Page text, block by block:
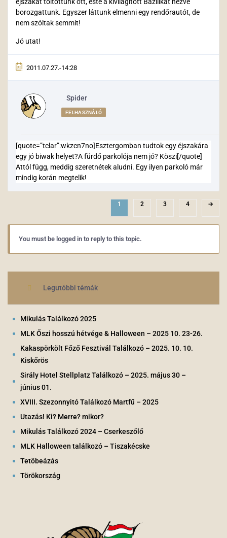
borozgattunk. Egyszer láttunk elmenni egy rendőrautót, de
nem szóltak semmit!
Jó utat!
2011.07.27.-14:28
Spider
FELHASZNÁLÓ
[quote=”tclar”:wkzcn7no]Esztergomban tudtok egy éjszakára
egy jó biwak helyet?A fürdő parkolója nem jó? Köszi[/quote]
Attól függ, meddig szeretnétek aludni. Egy ilyen parkoló már
mindig korán megtelik!
1 2 3 4 →
You must be logged in to reply to this topic.
Legutóbbi témák
Mikulás Találkozó 2025
MLK Őszi hosszú hétvége & Halloween – 2025 10. 23-26.
Kakaspörkölt Főző Fesztivál Találkozó – 2025. 10. 10.
Kiskőrös
Sirály Hotel Stellplatz Találkozó – 2025. május 30 –
június 01.
XVIII. Szezonnyitó Találkozó Martfű – 2025
Utazás! Ki? Merre? mikor?
Mikulás Találkozó 2024 – Cserkeszőlő
MLK Halloween találkozó – Tiszakécske
Tetöbeázás
Törökország